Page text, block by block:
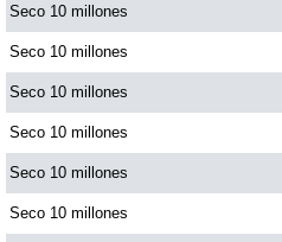
Seco 10 millones
Seco 10 millones
Seco 10 millones
Seco 10 millones
Seco 10 millones
Seco 10 millones